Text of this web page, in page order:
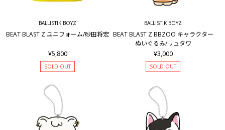
BALLISTIK BOYZ
BEAT BLAST Z ユニフォーム/砂田将宏
¥5,800
SOLD OUT
BALLISTIK BOYZ
BEAT BLAST Z BBZOO キャラクター
ぬいぐるみ/リュタワ
¥3,000
SOLD OUT